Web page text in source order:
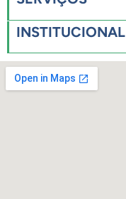
INSTITUCIONAL